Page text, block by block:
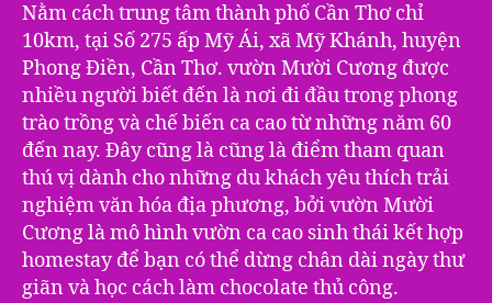
Nằm cách trung tâm thành phố Cần Thơ chỉ
10km, tại Số 275 ấp Mỹ Ái, xã Mỹ Khánh, huyện
Phong Điền, Cần Thơ. vườn Mười Cương được
nhiều người biết đến là nơi đi đầu trong phong
trào trồng và chế biến ca cao từ những năm 60
đến nay. Đây cũng là cũng là điểm tham quan
thú vị dành cho những du khách yêu thích trải
nghiệm văn hóa địa phương, bởi vườn Mười
Cương là mô hình vườn ca cao sinh thái kết hợp
homestay để bạn có thể dừng chân dài ngày thư
giãn và học cách làm chocolate thủ công.